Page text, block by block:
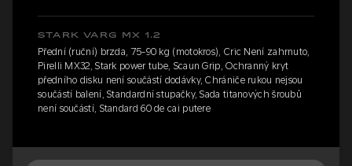
STARK VARG MX 1.2
Přední (ruční) brzda, 75-90 kg (motokros), Cric Není zahrnuto,
Pirelli MX32, Stark power tube, Scaun Grip, Ochranný kryt
předního disku není součástí dodávky, Chrániče rukou nejsou
součástí balení, Standardní stupačky, Sada titanových šroubů
není součástí, Standard 60 de cai putere